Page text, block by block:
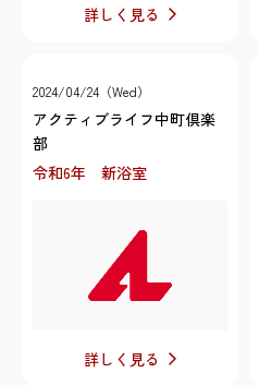
詳しく見る
2024/04/24（Wed）
アクティブライフ中町倶楽
部
令和6年 新浴室
詳しく見る